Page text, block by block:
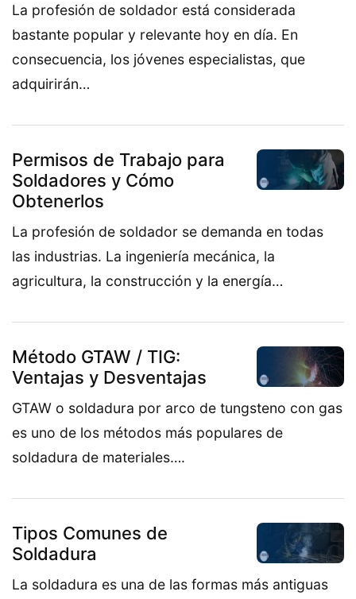
La profesión de soldador está considerada
bastante popular y relevante hoy en día. En
consecuencia, los jóvenes especialistas, que
adquirirán…
Permisos de Trabajo para
Soldadores y Cómo
Obtenerlos
La profesión de soldador se demanda en todas
las industrias. La ingeniería mecánica, la
agricultura, la construcción y la energía…
Método GTAW / TIG:
Ventajas y Desventajas
GTAW o soldadura por arco de tungsteno con gas
es uno de los métodos más populares de
soldadura de materiales….
Tipos Comunes de
Soldadura
La soldadura es una de las formas más antiguas